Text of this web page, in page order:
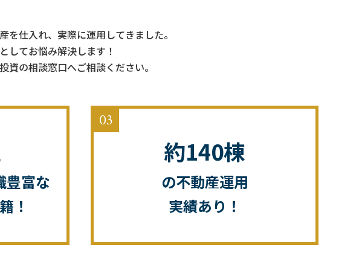
仕入れ、実際に運用してきました。
してお悩み解決します！
の相談窓口へご相談ください。
豊富な
！
約140棟
の不動産運用
実績あり！